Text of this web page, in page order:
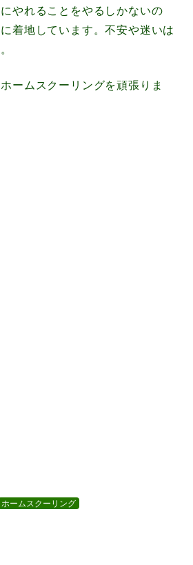
やれることをやるしかないの
着地しています。不安や迷いは
ームスクーリングを頑張りま
ホームスクーリング